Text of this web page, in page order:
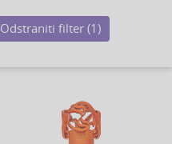
Odstraniti filter (1)